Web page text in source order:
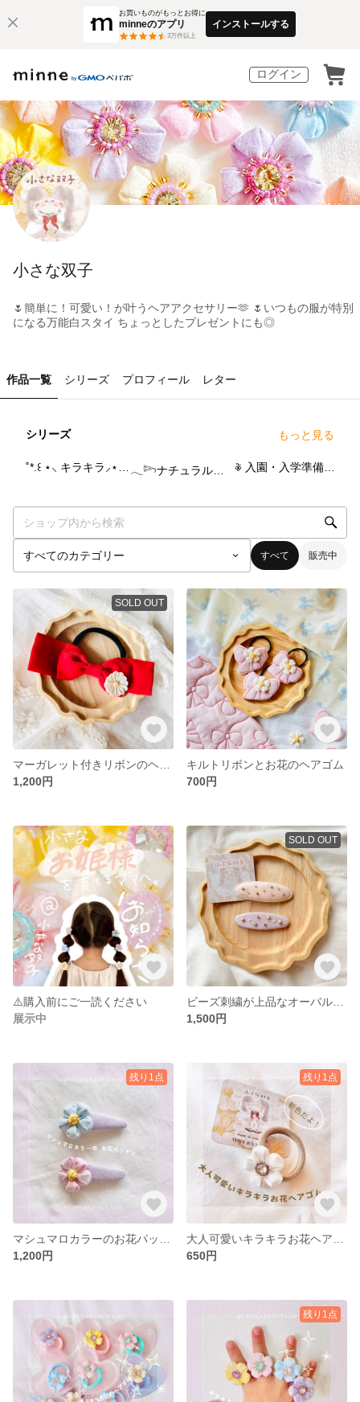
お買いものがもっとお得に
minneのアプリ
3万件以上
インストールする
ログイン
小さな双子
🌷簡単に！可愛い！が叶うヘアアクセサリー🫶 🌷いつもの服が特別
になる万能白スタイ ちょっとしたプレゼントにも◎
作品一覧 シリーズ プロフィール レター
シリーズ もっと見る
すべて 販売中
SOLD OUT
1,200円
キルトリボンとお花のヘアゴム
700円
⚠️購入前にご一読ください
展示中
SOLD OUT
1,500円
残り1点
1,200円
残り1点
650円
残り1点